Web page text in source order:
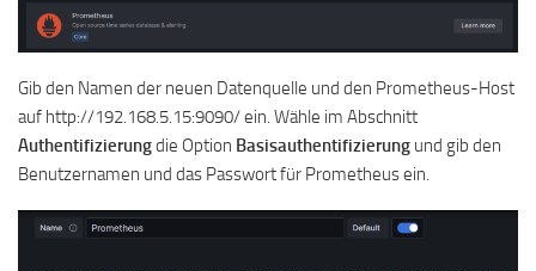
Gib den Namen der neuen Datenquelle und den Prometheus-Host
auf http://192.168.5.15:9090/ ein. Wähle im Abschnitt
Authentifizierungdie Option Basisauthentifizierung und gib den
Benutzernamen und das Passwort für Prometheus ein.